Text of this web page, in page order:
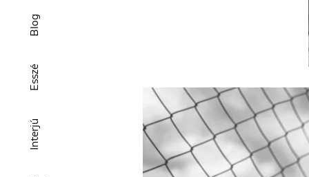
Interjú
Esszé
Blog